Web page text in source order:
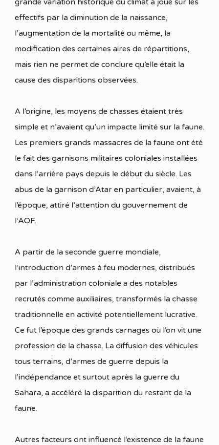
effectifs par la diminution de la naissance,
l’augmentation de la mortalité ou même, la
modification des certaines aires de répartitions,
mais rien ne permet de conclure qu’elle était la
cause des disparitions observées.
A l’origine, les moyens de chasses étaient très
simple et n’avaient qu’un impacte limité sur la faune.
Les premiers grands massacres de la faune ont été
le fait des garnisons militaires coloniales installées
dans l’arrière pays depuis le début du siècle. Les
abus de la garnison d’Atar en particulier, avaient, à
l’époque, attiré l’attention du gouvernement de
l’AOF.
A partir de la seconde guerre mondiale,
l’introduction d’armes à feu modernes, distribués
par l’administration coloniale a des notables
recrutés comme auxiliaires, transformés la chasse
traditionnelle en activité potentiellement lucrative.
Ce fut l’époque des grands carnages où l’on vit une
profession de la chasse. La diffusion des véhicules
tous terrains, d’armes de guerre depuis la
l’indépendance et surtout après la guerre du
Sahara, a accéléré la disparition du restant de la
faune.
Autres facteurs ont influencé l’existence de la faune